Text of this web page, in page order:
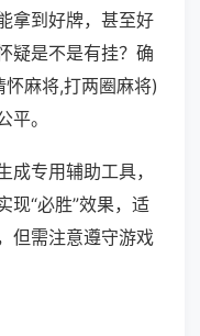
拿到好牌，甚至好
疑是不是有挂？确
麻将,打两圈麻将)
。
成专用辅助工具，
现“必胜”效果，适
但需注意遵守游戏